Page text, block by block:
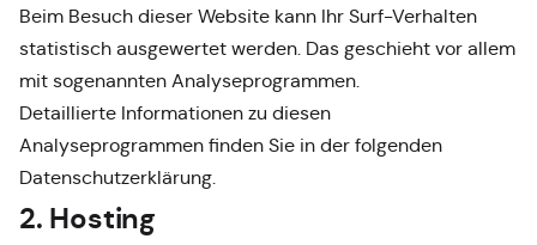
Beim Besuch dieser Website kann Ihr Surf-Verhalten
statistisch ausgewertet werden. Das geschieht vor allem
mit sogenannten Analyseprogrammen.
Detaillierte Informationen zu diesen
Analyseprogrammen finden Sie in der folgenden
Datenschutzerklärung.
2. Hosting